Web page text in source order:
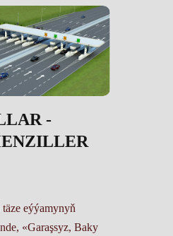
-
eýýamynyň
«Garaşsyz, Baky